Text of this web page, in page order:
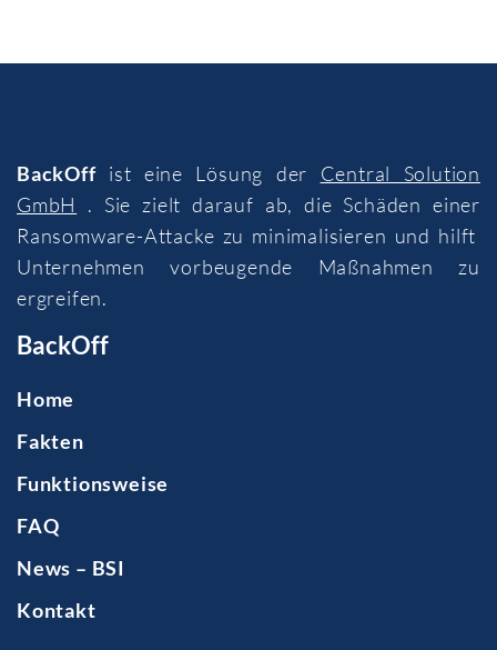
BackOffist eine Lösung der Central Solution
GmbH
. Sie zielt darauf ab, die Schäden einer
Ransomware-Attacke zu minimalisieren und hilft
Unternehmen vorbeugende Maßnahmen zu
ergreifen.
BackOff
Home
Fakten
Funktionsweise
FAQ
News – BSI
Kontakt